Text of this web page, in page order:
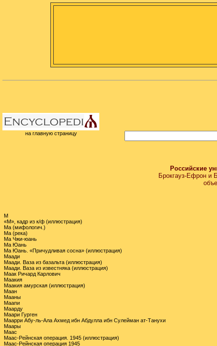
на главную страницу
Российские
Брокгауз-Ефрон и
М
«М», кадр из к/ф (иллюстрация)
Ма (мифологич.)
Ма (река)
Ма Чжи-юань
Ма Юань
Ма Юань. «Причудливая сосна» (иллюстрация)
Маади
Маади. Ваза из базальта (иллюстрация)
Маади. Ваза из известняка (иллюстрация)
Маак Ричард Карлович
Маакия
Маакия амурская (иллюстрация)
Маан
Мааны
Маапи
Маарду
Маари Гурген
Маарри Абу-ль-Ала Ахмед ибн Абдулла ибн Сулейман ат-Танухи
Маары
Маас
Маас-Рейнская операция. 1945 (иллюстрация)
Маас-Рейнская операция 1945